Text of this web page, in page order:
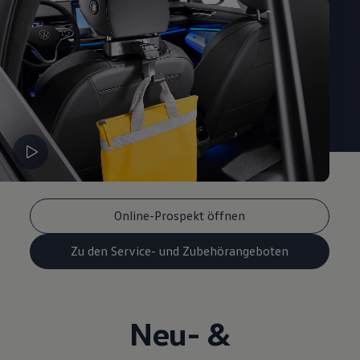
Magazin
Lifestyle
Transport
Familie
Elektromobilität
Volkswagen R
Pannen- und Unfallhilfe
Volkswagen Kundenbetreuung
Online-Prospekt öffnen
Zu den Service- und Zubehörangeboten
Neu- &